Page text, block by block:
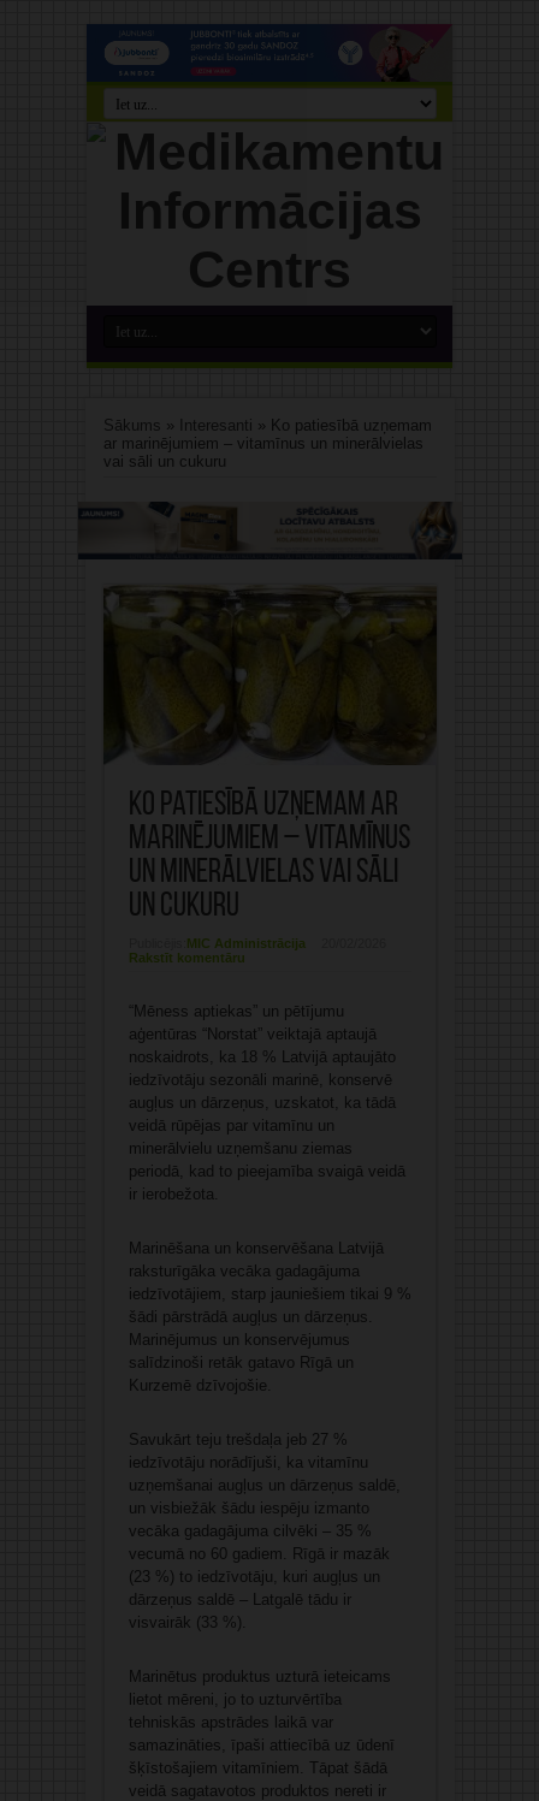
Sākums » Interesanti » Ko patiesībā uzņemam
ar marinējumiem – vitamīnus un minerālvielas
vai sāli un cukuru
Ko patiesībā uzņemam ar
marinējumiem – vitamīnus
un minerālvielas vai sāli
un cukuru
MIC Administrācija
Rakstīt komentāru
“Mēness aptiekas” un pētījumu
aģentūras “Norstat” veiktajā aptaujā
noskaidrots, ka 18 % Latvijā aptaujāto
iedzīvotāju sezonāli marinē, konservē
augļus un dārzeņus, uzskatot, ka tādā
veidā rūpējas par vitamīnu un
minerālvielu uzņemšanu ziemas
periodā, kad to pieejamība svaigā veidā
ir ierobežota.
Marinēšana un konservēšana Latvijā
raksturīgāka vecāka gadagājuma
iedzīvotājiem, starp jauniešiem tikai 9 %
šādi pārstrādā augļus un dārzeņus.
Marinējumus un konservējumus
salīdzinoši retāk gatavo Rīgā un
Kurzemē dzīvojošie.
Savukārt teju trešdaļa jeb 27 %
iedzīvotāju norādījuši, ka vitamīnu
uzņemšanai augļus un dārzeņus saldē,
un visbiežāk šādu iespēju izmanto
vecāka gadagājuma cilvēki – 35 %
vecumā no 60 gadiem. Rīgā ir mazāk
(23 %) to iedzīvotāju, kuri augļus un
dārzeņus saldē – Latgalē tādu ir
visvairāk (33 %).
Marinētus produktus uzturā ieteicams
lietot mēreni, jo to uzturvērtība
tehniskās apstrādes laikā var
samazināties, īpaši attiecībā uz ūdenī
šķīstošajiem vitamīniem. Tāpat šādā
veidā sagatavotos produktos nereti ir